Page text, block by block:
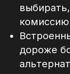
дороже